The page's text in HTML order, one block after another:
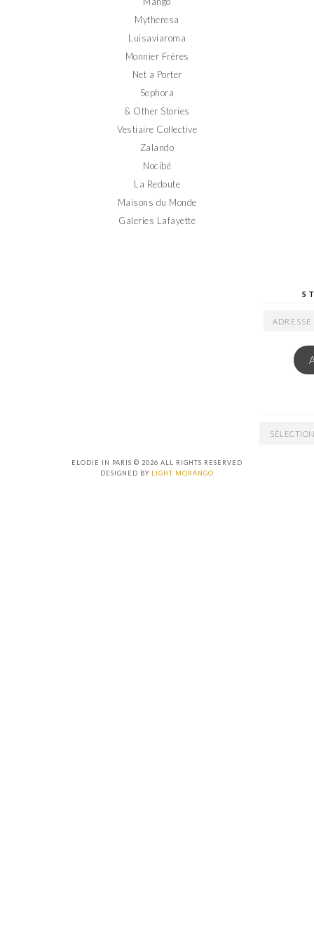
Mytheresa
Luisaviaroma
Monnier Frères
Net a Porter
Sephora
& Other Stories
Vestiaire Collective
Zalando
Nocibé
La Redoute
Maisons du Monde
Galeries Lafayette
ADRESSE
ARCHIVES
ELODIE IN PARIS © 2026 ALL RIGHTS RESERVED
DESIGNED BY LIGHT MORANGO